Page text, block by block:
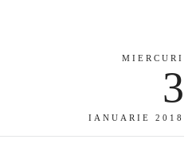
MIERCURI
3
IANUARIE 2018